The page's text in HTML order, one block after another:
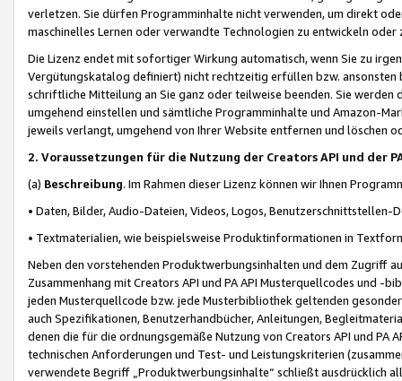
verletzen. Sie dürfen Programminhalte nicht verwenden, um direkt
maschinelles Lernen oder verwandte Technologien zu entwickeln
Die Lizenz endet mit sofortiger Wirkung automatisch, wenn Sie zu
Vergütungskatalog definiert) nicht rechtzeitig erfüllen bzw. ansonsten
schriftliche Mitteilung an Sie ganz oder teilweise beenden. Sie werden
umgehend einstellen und sämtliche Programminhalte und Amazon-
jeweils verlangt, umgehend von Ihrer Website entfernen und löschen
2. Voraussetzungen für die Nutzung der Creators API und der
(a) Beschreibung. Im Rahmen dieser Lizenz können wir Ihnen
• Daten, Bilder, Audio-Dateien, Videos, Logos, Benutzerschnittstellen-
• Textmaterialien, wie beispielsweise Produktinformationen in
Neben den vorstehenden Produktwerbungsinhalten und dem Zugriff
Zusammenhang mit Creators API und PA API Musterquellcodes und
jeden Musterquellcode bzw. jede Musterbibliothek geltenden
auch Spezifikationen, Benutzerhandbücher, Anleitungen,
denen die für die ordnungsgemäße Nutzung von Creators API und PA
technischen Anforderungen und Test- und Leistungskriterien
verwendete Begriff „Produktwerbungsinhalte“ schließt ausdrücklich